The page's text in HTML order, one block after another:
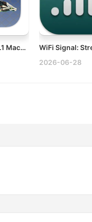
Jet Dragon v1.0.1 Mac赛龙破解版
2026-06-28